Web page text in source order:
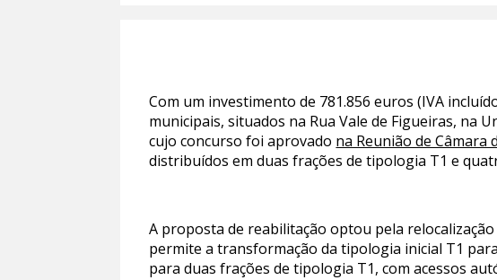
Com um investimento de 781.856 euros (IVA
municipais, situados na Rua Vale de Figueiras, na
cujo concurso foi aprovado na Reunião de Câmara
distribuídos em duas frações de tipologia T1 e
A proposta de reabilitação optou pela
permite a transformação da tipologia inicial T1
para duas frações de tipologia T1, com acessos